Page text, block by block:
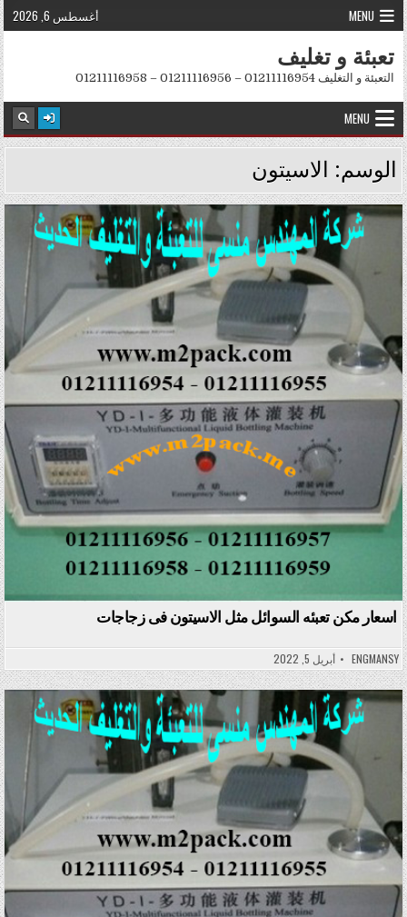
Skip to content
MENU أغسطس 6, 2026
تعبئة و تغليف
التعبئة و التغليف 01211116954 – 01211116956 – 01211116958
MENU
الوسم: الاسيتون
Posted in
اسعار مكن تعبئه السوائل مثل الاسيتون فى زجاجات
ENGMANSY أبريل 5, 2022
Posted in